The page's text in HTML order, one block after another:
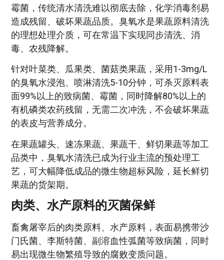
霉菌，传统清水清洗难以彻底去除，化学消毒剂易
造成残留、破坏果蔬品质。臭氧水是果蔬原料清洗
的理想处理介质，可在常温下实现同步清洗、消
毒、农残降解。
针对叶菜类、瓜果类、菌菇类果蔬，采用1-3mg/L
的臭氧水浸泡、喷淋清洗5-10分钟，可杀灭原料表
面99%以上的致病菌、霉菌，同时降解80%以上的
有机磷类农药残留，无需二次冲洗，不会破坏果蔬
的表皮与营养成分。
在果蔬罐头、速冻果蔬、果蔬干、鲜切果蔬等加工
品类中，臭氧水清洗已成为行业主流的预处理工
艺，可大幅降低成品的微生物超标风险，延长鲜切
果蔬的货架期。
肉类、水产原料的灭菌保鲜
畜禽屠宰后的肉类原料、水产原料，表面易携带沙
门氏菌、李斯特菌、副溶血性弧菌等致病菌，同时
易出现微生物繁殖导致的腐败变质问题。